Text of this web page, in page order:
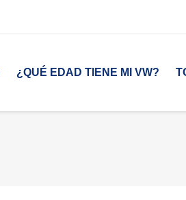
¿QUÉ EDAD TIENE MI VW?